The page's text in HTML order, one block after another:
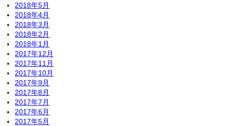
2018年5月
2018年4月
2018年3月
2018年2月
2018年1月
2017年12月
2017年11月
2017年10月
2017年9月
2017年8月
2017年7月
2017年6月
2017年5月